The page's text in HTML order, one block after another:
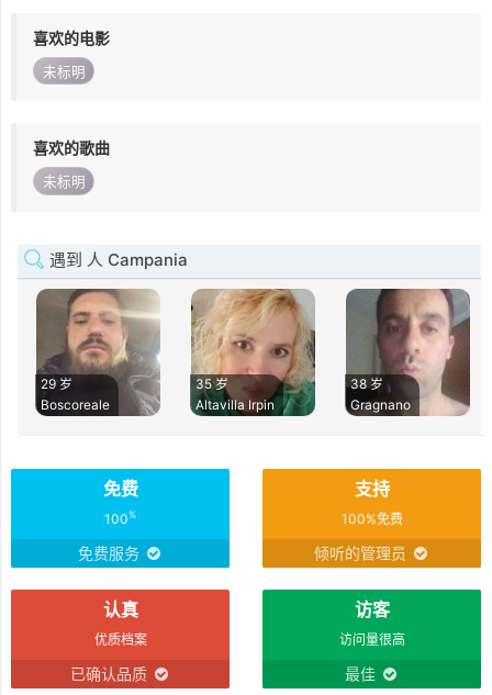
喜欢的电影
未标明
喜欢的歌曲
未标明
遇到 人 Campania
29 岁
Boscoreale
35 岁
Altavilla Irpin
38 岁
Gragnano
免费
100%
免费服务
支持
100%免费
倾听的管理员
认真
优质档案
已确认品质
访客
访问量很高
最佳